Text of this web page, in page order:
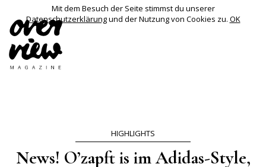
Mit dem Besuch der Seite stimmst du unserer
Datenschutzerklärungund der Nutzung von Cookies zu. OK
HIGHLIGHTS
News! O’zapft is im Adidas-Style,